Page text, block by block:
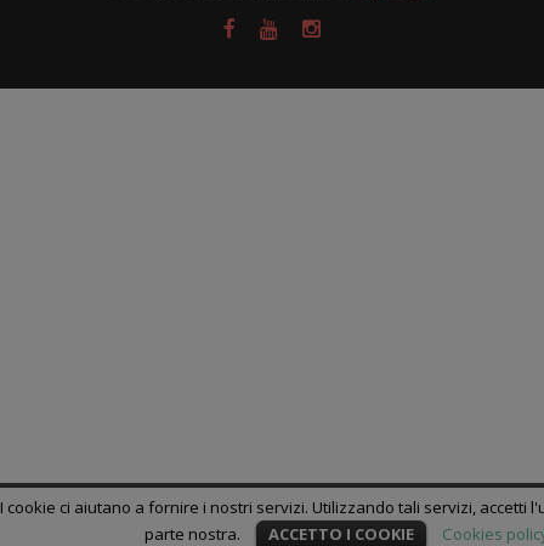
I cookie ci aiutano a fornire i nostri servizi. Utilizzando tali servizi, accetti
parte nostra.
ACCETTO I COOKIE Cookies